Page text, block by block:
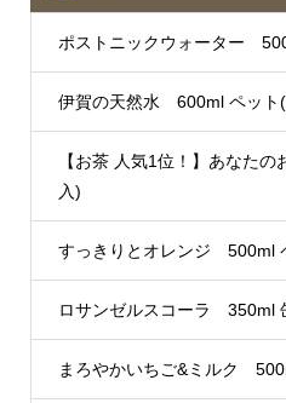
ポストニックウォーター
伊賀の天然水 600ml ペット
【お茶 人気1位！】あなた
入)
すっきりとオレンジ 500ml
ロサンゼルスコーラ 350ml
まろやかいちご&ミルク